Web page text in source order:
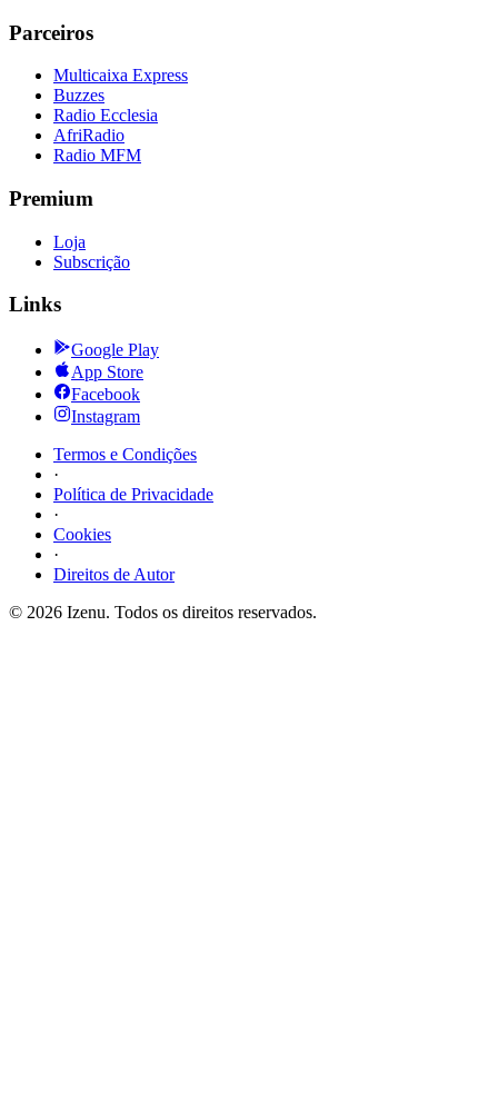
Parceiros
Multicaixa Express
Buzzes
Radio Ecclesia
AfriRadio
Radio MFM
Premium
Loja
Subscrição
Links
Google Play
App Store
Facebook
Instagram
Termos e Condições
·
Política de Privacidade
·
Cookies
·
Direitos de Autor
© 2026 Izenu. Todos os direitos reservados.